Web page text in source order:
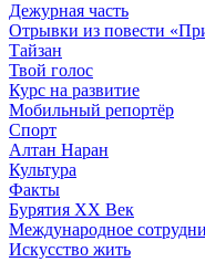
Дежурная часть
Отрывки из повести
Тайзан
Твой голос
Курс на развитие
Мобильный репортёр
Спорт
Алтан Наран
Культура
Факты
Бурятия XX Век
Международное
Искусство жить